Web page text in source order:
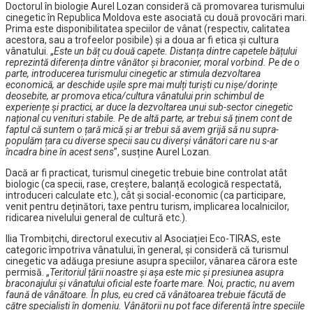
Doctorul în biologie Aurel Lozan consideră că promovarea turismului
cinegetic în Republica Moldova este asociată cu două provocări mari.
Prima este disponibilitatea speciilor de vânat (respectiv, calitatea
acestora, sau a trofeelor posibile) și a doua ar fi etica și cultura
vânatului. „Este un băț cu două capete. Distanța dintre capetele bățului
reprezintă diferența dintre vânător și braconier, moral vorbind. Pe de o
parte, introducerea turismului cinegetic ar stimula dezvoltarea
economică, ar deschide ușile spre mai mulți turiști cu nișe/dorințe
deosebite, ar promova etica/cultura vânatului prin schimbul de
experiențe și practici, ar duce la dezvoltarea unui sub-sector cinegetic
național cu venituri stabile. Pe de altă parte, ar trebui să ținem cont de
faptul că suntem o țară mică și ar trebui să avem grijă să nu supra-
populăm țara cu diverse specii sau cu diverși vânători care nu s-ar
încadra bine în acest sens”, susține Aurel Lozan.
Dacă ar fi practicat, turismul cinegetic trebuie bine controlat atât
biologic (ca specii, rase, creștere, balanță ecologică respectată,
introduceri calculate etc.), cât și social-economic (ca participare,
venit pentru deținători, taxe pentru turism, implicarea localnicilor,
ridicarea nivelului general de cultură etc.).
Ilia Trombițchi, directorul executiv al Asociației Eco-TIRAS, este
categoric împotriva vânatului, în general, și consideră că turismul
cinegetic va adăuga presiune asupra speciilor, vânarea cărora este
permisă. „Teritoriul țării noastre și așa este mic și presiunea asupra
braconajului și vânatului oficial este foarte mare. Noi, practic, nu avem
faună de vânătoare. În plus, eu cred că vânătoarea trebuie făcută de
către specialiști în domeniu. Vânătorii nu pot face diferență între speciile